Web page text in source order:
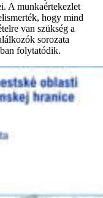
A munkaértekezlet
hogy mind
van szükség a
sorozata
folytatódik.